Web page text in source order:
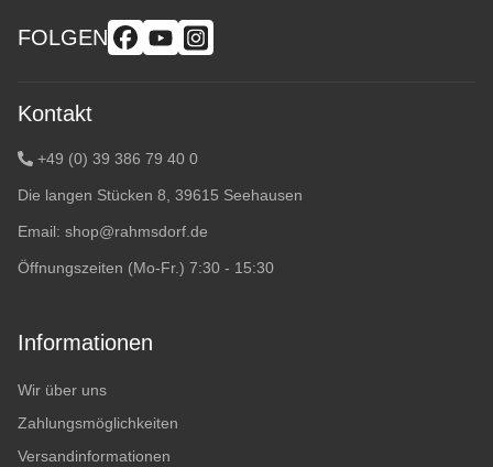
FOLGEN
Kontakt
+49 (0) 39 386 79 40 0
Die langen Stücken 8, 39615 Seehausen
Email: shop@rahmsdorf.de
Öffnungszeiten (Mo-Fr.) 7:30 - 15:30
Informationen
Wir über uns
Zahlungsmöglichkeiten
Versandinformationen